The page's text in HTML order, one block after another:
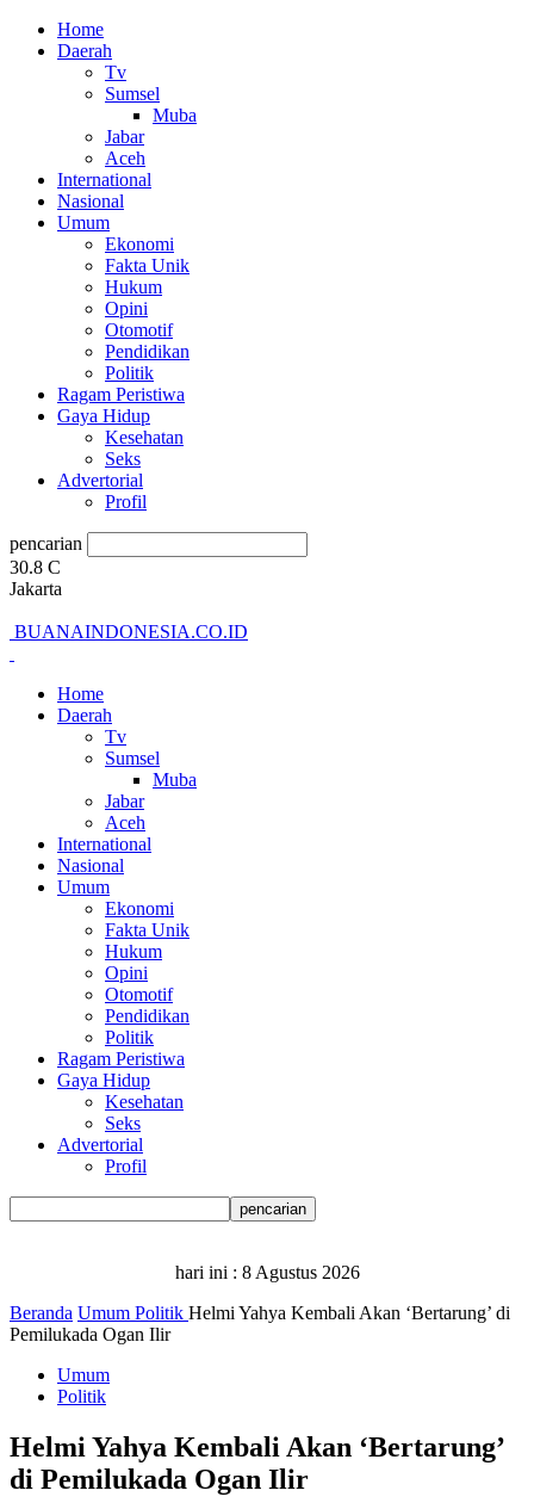
Home
Daerah
Tv
Sumsel
Muba
Jabar
Aceh
International
Nasional
Umum
Ekonomi
Fakta Unik
Hukum
Opini
Otomotif
Pendidikan
Politik
Ragam Peristiwa
Gaya Hidup
Kesehatan
Seks
Advertorial
Profil
pencarian
30.8 C
Jakarta
BUANAINDONESIA.CO.ID
Home
Daerah
Tv
Sumsel
Muba
Jabar
Aceh
International
Nasional
Umum
Ekonomi
Fakta Unik
Hukum
Opini
Otomotif
Pendidikan
Politik
Ragam Peristiwa
Gaya Hidup
Kesehatan
Seks
Advertorial
Profil
hari ini : 8 Agustus 2026
Beranda Umum Politik Helmi Yahya Kembali Akan ‘Bertarung’ di
Pemilukada Ogan Ilir
Umum
Politik
Helmi Yahya Kembali Akan ‘Bertarung’
di Pemilukada Ogan Ilir